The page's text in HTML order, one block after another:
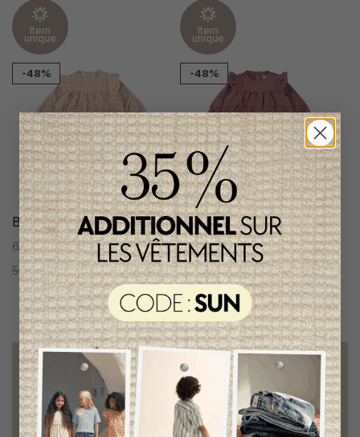
Item
unique
-48%
Blouse Petit Indi Fille
6 mois
53,95$CA
27,95$CA
Item
unique
-48%
Blouse Petit Indi Fille
6 mois
53,95$CA
27,95$CA
Livraison gratuite
sur toute commande de 100 $ et plus
Vêtements chics et tendances